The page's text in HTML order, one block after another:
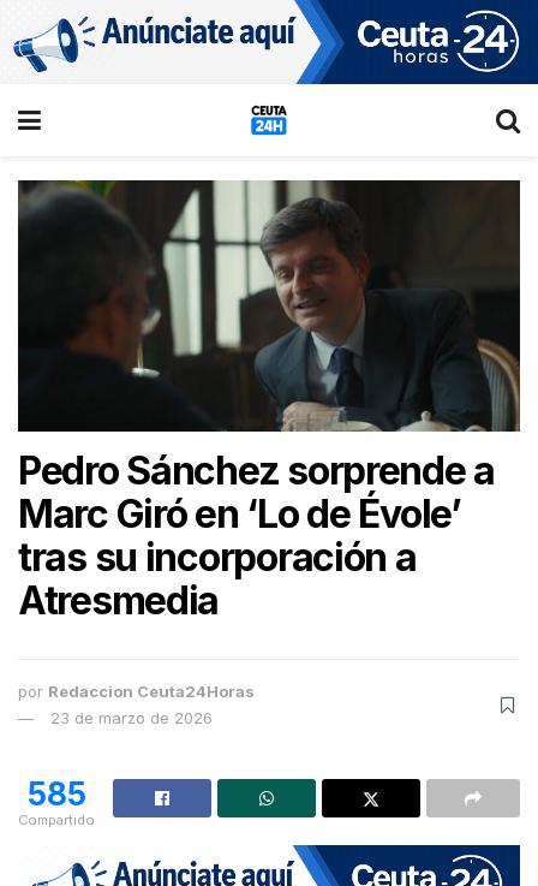
Pedro Sánchez sorprende a
Marc Giró en ‘Lo de Évole’
tras su incorporación a
Atresmedia
por Redaccion Ceuta24Horas
23 de marzo de 2026
585
Compartido